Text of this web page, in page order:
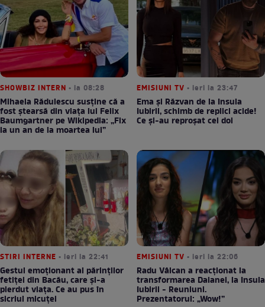
SHOWBIZ INTERN • la 08:28
Mihaela Rădulescu susține că a
fost ștearsă din viața lui Felix
Baumgartner pe Wikipedia: „Fix
la un an de la moartea lui”
EMISIUNI TV • ieri la 23:47
Ema și Răzvan de la Insula
Iubirii, schimb de replici acide!
Ce și-au reproșat cei doi
STIRI INTERNE • ieri la 22:41
Gestul emoționant al părinților
fetiței din Bacău, care și-a
pierdut viața. Ce au pus în
sicriul micuței
EMISIUNI TV • ieri la 22:06
Radu Vâlcan a reacționat la
transformarea Daianei, la Insula
Iubirii - Reuniuni.
Prezentatorul: „Wow!”